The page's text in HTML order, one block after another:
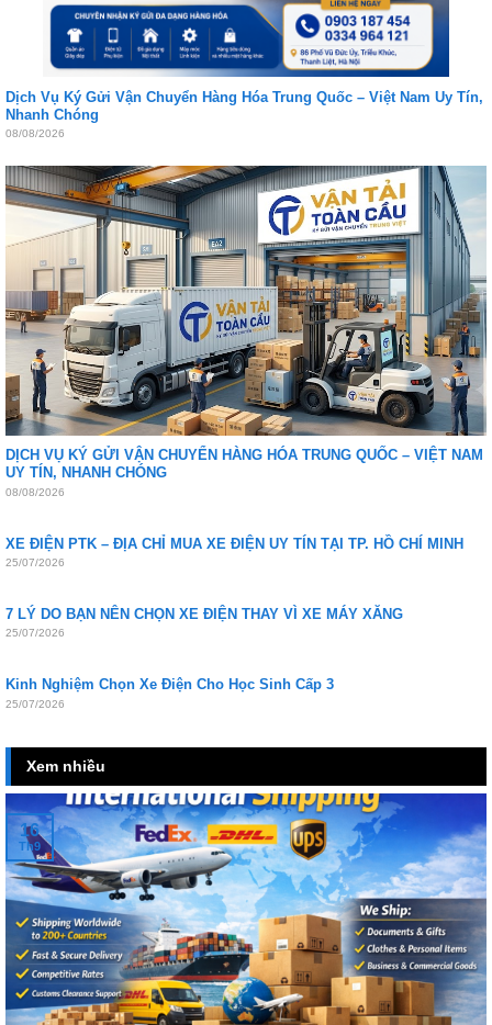
Dịch Vụ Ký Gửi Vận Chuyển Hàng Hóa Trung Quốc – Việt Nam Uy Tín,
Nhanh Chóng
08/08/2026
DỊCH VỤ KÝ GỬI VẬN CHUYỂN HÀNG HÓA TRUNG QUỐC – VIỆT NAM
UY TÍN, NHANH CHÓNG
08/08/2026
XE ĐIỆN PTK – ĐỊA CHỈ MUA XE ĐIỆN UY TÍN TẠI TP. HỒ CHÍ MINH
25/07/2026
7 LÝ DO BẠN NÊN CHỌN XE ĐIỆN THAY VÌ XE MÁY XĂNG
25/07/2026
Kinh Nghiệm Chọn Xe Điện Cho Học Sinh Cấp 3
25/07/2026
Xem nhiều
16
Th9